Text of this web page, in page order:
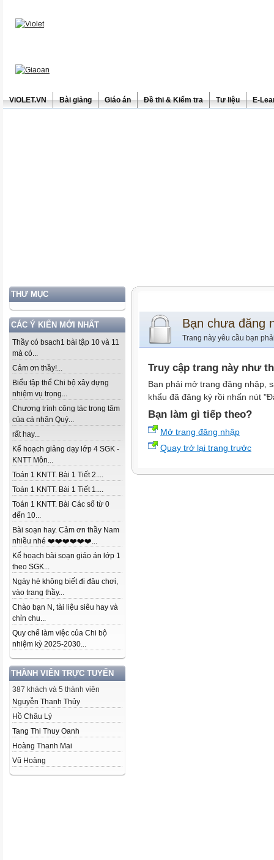
ViOLET.VN Bài giảng Giáo án Đề thi & Kiểm tra Tư liệu E-
THƯ MỤC
CÁC Ý KIẾN MỚI NHẤT
Thầy có bsach1 bài tập 10 và 11
mà có...
Cảm ơn thầy!...
Biểu tập thể Chi bộ xây dựng
nhiệm vụ trọng...
Chương trình công tác trọng tâm
của cá nhân Quý...
rất hay...
Kế hoạch giảng dạy lớp 4 SGK -
KNTT Môn...
Toán 1 KNTT. Bài 1 Tiết 2....
Toán 1 KNTT. Bài 1 Tiết 1....
Toán 1 KNTT. Bài Các số từ 0
đến 10...
Bài soạn hay. Cảm ơn thầy Nam
nhiều nhé ❤️❤️❤️❤️❤️❤️...
Kế hoạch bài soạn giáo án lớp 1
theo SGK...
Ngày hè không biết đi đâu chơi,
vào trang thầy...
Chào bạn N, tài liệu siêu hay và
chỉn chu...
Quy chế làm việc của Chi bộ
nhiệm kỳ 2025-2030...
THÀNH VIÊN TRỰC TUYẾN
387 khách và 5 thành viên
Nguyễn Thanh Thủy
Hồ Châu Lý
Tang Thi Thuy Oanh
Hoàng Thanh Mai
Vũ Hoàng
Bạn chưa đăng
Trang này yêu cầu bạn
Truy cập trang này như
Bạn phải mở trang đăng nhập,
khẩu đã đăng ký rồi nhấn nút
Bạn làm gì tiếp theo?
Mở trang đăng nhập
Quay trở lại trang trước